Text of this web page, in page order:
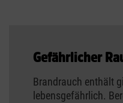
Gefährlicher
Brandrauch enthält
lebensgefährlich.